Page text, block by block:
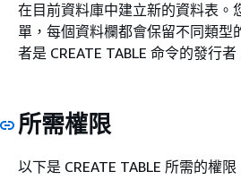
在目前資料庫中建立新的資料表。
單，每個資料欄都會保留不同類型
者是 CREATE TABLE 命令的發行者
所需權限
以下是 CREATE TABLE 所需的權限